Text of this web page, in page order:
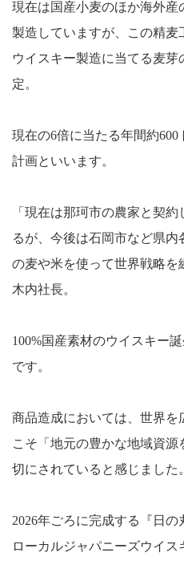
現在は国産小麦のほか海外
製造していますが、この精麦
ウイスキー製造に当てる麦
定。
現在の6倍に当たる年間約
計画といいます。
「現在は那珂市の農家と契
るが、今後は石岡市など県
の麦や米を使って世界戦略を
木内社長。
100%国産素材のウイスキー
です。
商品造成においては、世界を
こそ「地元の豊かな地域資
切にされていると感じました。
2026年ごろに完成する『日
ローカルジャパニーズウイス